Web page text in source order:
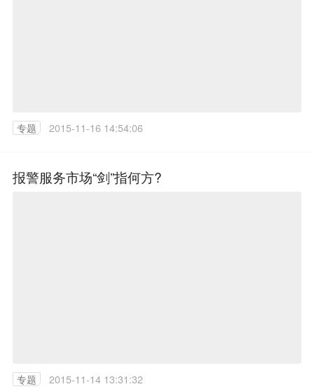
专题 2015-11-16 14:54:06
报警服务市场“剑”指何方?
专题 2015-11-14 13:31:32